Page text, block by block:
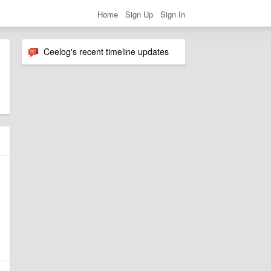
Home Sign Up Sign In
Ceelog's recent timeline updates